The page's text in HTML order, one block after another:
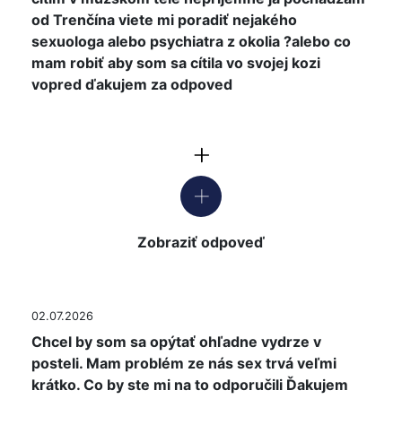
od Trenčína viete mi poradiť nejakého
sexuologa alebo psychiatra z okolia ?alebo co
mam robiť aby som sa cítila vo svojej kozi
vopred ďakujem za odpoved
Zobraziť odpoveď
02.07.2026
Chcel by som sa opýtať ohľadne vydrze v
posteli. Mam problém ze nás sex trvá veľmi
krátko. Co by ste mi na to odporučili Ďakujem